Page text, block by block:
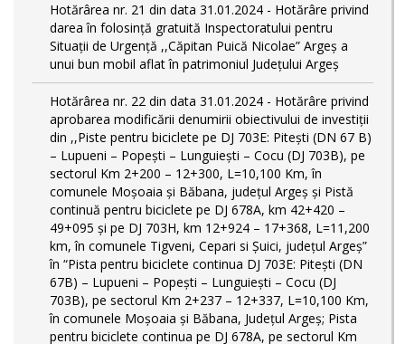
Hotărârea nr. 21 din data 31.01.2024 - Hotărâre privind
darea în folosință gratuită Inspectoratului pentru
Situații de Urgență ,,Căpitan Puică Nicolae” Argeș a
unui bun mobil aflat în patrimoniul Județului Argeș
Hotărârea nr. 22 din data 31.01.2024 - Hotărâre privind
aprobarea modificării denumirii obiectivului de investiții
din ,,Piste pentru biciclete pe DJ 703E: Pitești (DN 67 B)
– Lupueni – Popești – Lunguiești – Cocu (DJ 703B), pe
sectorul Km 2+200 – 12+300, L=10,100 Km, în
comunele Moșoaia și Băbana, judeţul Argeș și Pistă
continuă pentru biciclete pe DJ 678A, km 42+420 –
49+095 și pe DJ 703H, km 12+924 – 17+368, L=11,200
km, în comunele Tigveni, Cepari si Șuici, județul Argeș”
în “Pista pentru biciclete continua DJ 703E: Pitești (DN
67B) – Lupueni – Popești – Lunguiești – Cocu (DJ
703B), pe sectorul Km 2+237 – 12+337, L=10,100 Km,
în comunele Moșoaia și Băbana, Județul Argeș; Pista
pentru biciclete continua pe DJ 678A, pe sectorul Km